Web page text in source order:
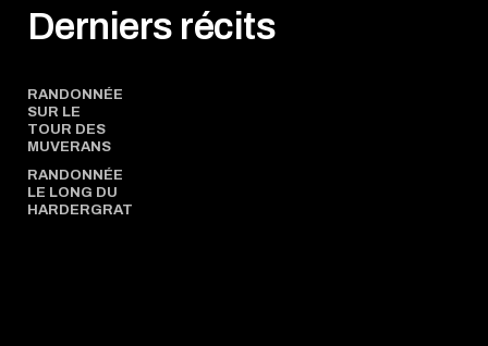
Derniers récits
RANDONNÉE
SUR LE
TOUR DES
MUVERANS
RANDONNÉE
LE LONG DU
HARDERGRAT